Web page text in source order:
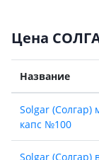
Цена
Название
Solgar (Солгар)
капс №100
Solgar